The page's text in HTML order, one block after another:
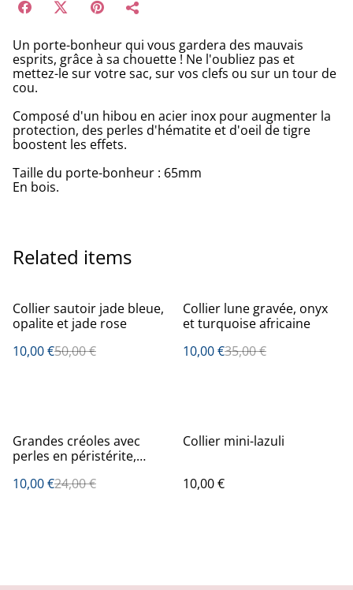
Un porte-bonheur qui vous gardera des mauvais
esprits, grâce à sa chouette ! Ne l'oubliez pas et
mettez-le sur votre sac, sur vos clefs ou sur un tour de
cou.
Composé d'un hibou en acier inox pour augmenter la
protection, des perles d'hématite et d'oeil de tigre
boostent les effets.
Taille du porte-bonheur : 65mm
En bois.
Related items
%
Collier sautoir jade bleue,
opalite et jade rose
10,00 €50,00 €
%
Collier lune gravée, onyx
et turquoise africaine
10,00 €35,00 €
%
Grandes créoles avec
perles en péristérite,
10,00 €24,00 €
Collier mini-lazuli
10,00 €